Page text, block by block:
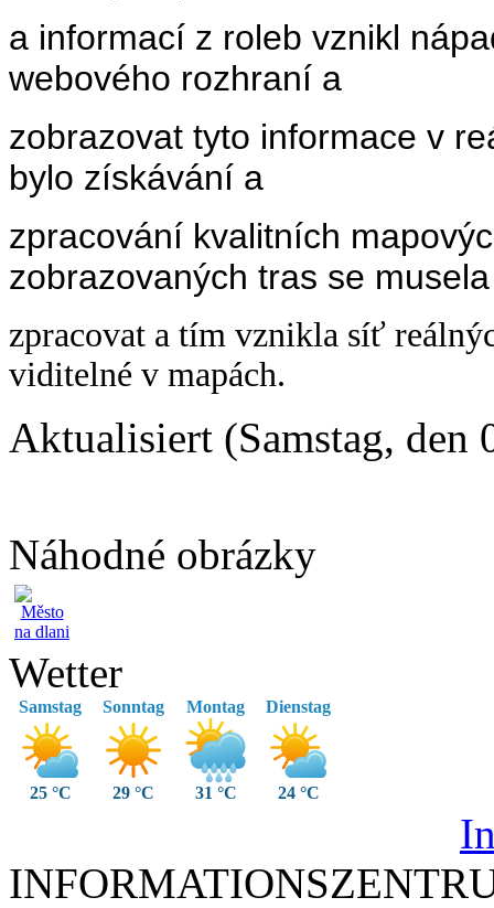
a informací z roleb vznikl
webového rozhraní a
zobrazovat tyto informace v
bylo získávání a
zpracování kvalitních
zobrazovaných tras se musela
zpracovat a tím vznikla síť
viditelné v mapách.
Aktualisiert (Samstag, den
Náhodné obrázky
Wetter
Samstag
25 °C
Sonntag
29 °C
Montag
31 °C
Dienstag
24 °C